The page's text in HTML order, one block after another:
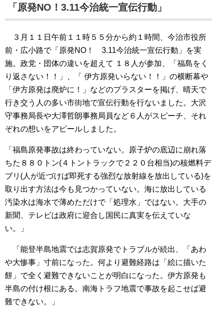
「原発NO！3.11今治統一宣伝行動」
３月１１日午前１１時５５分から約１時間、今治市役所
前・広小路で「原発NO！ 3.11今治統一宣伝行動」を実
施。政党・団体の違いを超えて １８人が参加、「福島をく
り返さない！！」、「 伊方原発いらない！！」の横断幕や
「伊方原発は廃炉に！」などのプラスターを掲げ、晴天で
行き交う人の多い市街地で宣伝行動を行ないました。大沢
守事務局長や大澤哲朗事務局員など６人がスピーチ、それ
ぞれの想いをアピールしました。
「福島原発事故は終わっていない。原子炉の底辺に崩れ落
ちた８８０トン(４トントラックで２２０台相当)の核燃料デ
ブリ(人が近づけば即死する強烈な放射線を放出している)を
取り出す方法は今も見つかっていない。海に放出している
汚染水は海水で薄めただけで「処理水」ではない。大手の
新聞、テレビは政府に迎合し国民に真実を伝えていな
い。」
「能登半島地震では志賀原発でトラブルが続出、「あわ
や大惨事」寸前になった。何より避難経路は「絵に描いた
餅」で全く避難できないことが明白になった。伊方原発も
半島の付け根にある。南海トラフ地震で事故を起こせば避
難できない。」